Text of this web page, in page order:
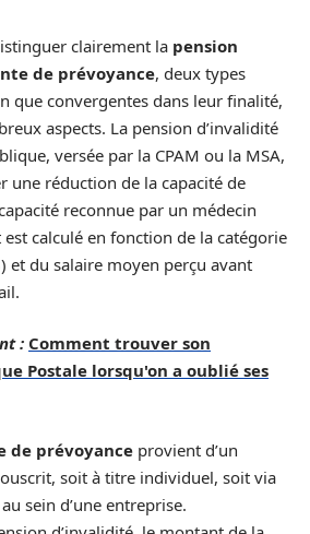
clairement la pension
de prévoyance, deux types
que convergentes dans leur finalité,
aspects. La pension d’invalidité
versée par la CPAM ou la MSA,
une réduction de la capacité de
reconnue par un médecin
calculé en fonction de la catégorie
et du salaire moyen perçu avant
: Comment trouver son
Postale lorsqu'on a oublié ses
de prévoyance provient d’un
soit à titre individuel, soit via
sein d’une entreprise.